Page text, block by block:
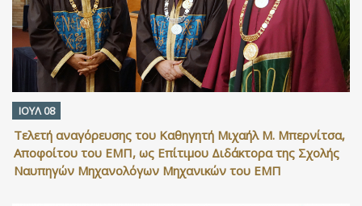
ΙΟΥΛ 08
Τελετή αναγόρευσης του Καθηγητή Μιχαήλ Μ. Μπερνίτσα,
Αποφοίτου του ΕΜΠ, ως Επίτιμου Διδάκτορα της Σχολής
Ναυπηγών Μηχανολόγων Μηχανικών του ΕΜΠ